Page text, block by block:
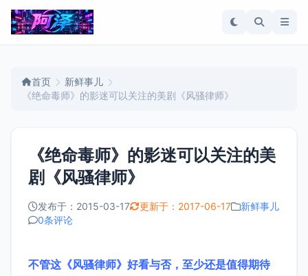
首页
新鲜事儿
《绝命毒师》的影迷可以关注的美剧《风骚律师》
《绝命毒师》的影迷可以关注的美
剧《风骚律师》
发布于：2015-03-17 更新于：2017-06-17
新鲜事儿
0条评论
不管这《风骚律师》好看与否，至少还是值得期待